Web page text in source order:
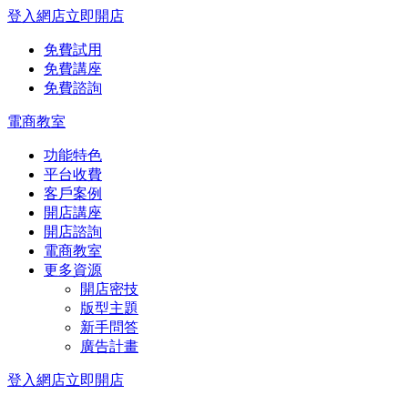
登入網店立即開店
免費試用
免費講座
免費諮詢
電商教室
功能特色
平台收費
客戶案例
開店講座
開店諮詢
電商教室
更多資源
開店密技
版型主題
新手問答
廣告計畫
登入網店立即開店